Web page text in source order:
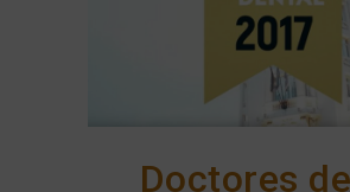
Doctores